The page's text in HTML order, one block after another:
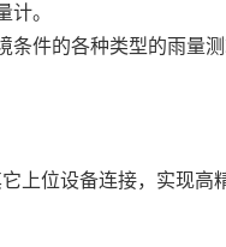
。
件的各种类型的雨量测
上位设备连接，实现高